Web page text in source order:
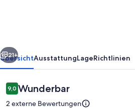
und
den
Genfer
See
Weiter
21+
ÜbersichtAusstattungLageRichtlinien
Bewertungen
9,09,0 von 10.
Wunderbar
2 externe Bewertungen